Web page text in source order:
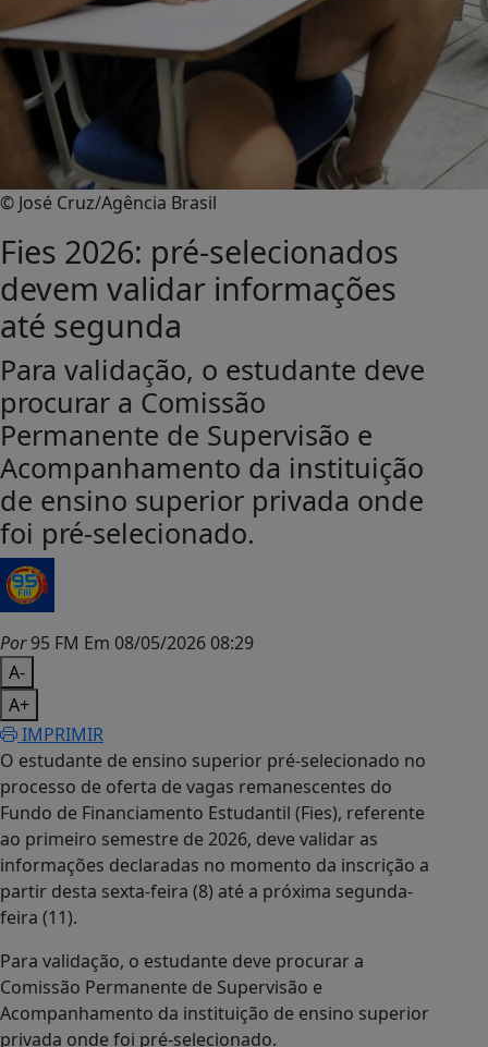
© José Cruz/Agência Brasil
Fies 2026: pré-selecionados
devem validar informações
até segunda
Para validação, o estudante deve
procurar a Comissão
Permanente de Supervisão e
Acompanhamento da instituição
de ensino superior privada onde
foi pré-selecionado.
Por95 FM Em 08/05/2026 08:29
A-
A+
IMPRIMIR
O estudante de ensino superior pré-selecionado no
processo de oferta de vagas remanescentes do
Fundo de Financiamento Estudantil (Fies), referente
ao primeiro semestre de 2026, deve validar as
informações declaradas no momento da inscrição a
partir desta sexta-feira (8) até a próxima segunda-
feira (11).
Para validação, o estudante deve procurar a
Comissão Permanente de Supervisão e
Acompanhamento da instituição de ensino superior
privada onde foi pré-selecionado.